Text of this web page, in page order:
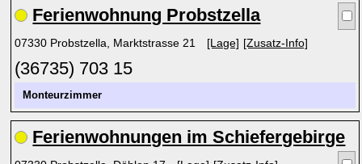
Ferienwohnung Probstzella
07330 Probstzella, Marktstrasse 21 [Lage] [Zusatz-Info]
(36735) 703 15
Monteurzimmer
Ferienwohnungen im Schiefergebirge